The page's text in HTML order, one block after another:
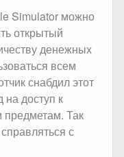
Simulator можно
открытый
денежных
всем
снабдил этот
на доступ к
Так
с